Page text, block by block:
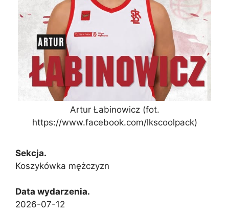
Artur Łabinowicz (fot.
https://www.facebook.com/lkscoolpack)
Sekcja.
Koszykówka mężczyzn
Data wydarzenia.
2026-07-12